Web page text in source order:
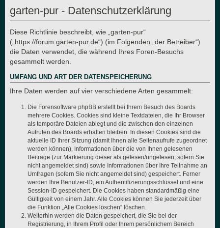
garten-pur - Datenschutzerklärung
Diese Richtlinie beschreibt, wie „garten-pur“
(„https://forum.garten-pur.de“) (im Folgenden „der Betreiber“)
die Daten verwendet, die während Ihres Foren-Besuchs
gesammelt werden.
UMFANG UND ART DER DATENSPEICHERUNG
Ihre Daten werden auf vier verschiedene Arten gesammelt:
Die Forensoftware phpBB erstellt bei Ihrem Besuch des Boards
mehrere Cookies. Cookies sind kleine Textdateien, die Ihr Browser
als temporäre Dateien ablegt und die zwischen den einzelnen
Aufrufen des Boards erhalten bleiben. In diesen Cookies sind die
aktuelle ID Ihrer Sitzung (damit Ihnen alle Seitenaufrufe zugeordnet
werden können), Informationen über die von Ihnen gelesenen
Beiträge (zur Markierung dieser als gelesen/ungelesen; sofern Sie
nicht angemeldet sind) sowie Informationen über Ihre Teilnahme an
Umfragen (sofern Sie nicht angemeldet sind) gespeichert. Ferner
werden Ihre Benutzer-ID, ein Authentifizierungsschlüssel und eine
Session-ID gespeichert. Die Cookies haben standardmäßig eine
Gültigkeit von einem Jahr. Alle Cookies können Sie jederzeit über
die Funktion „Alle Cookies löschen“ löschen.
Weiterhin werden die Daten gespeichert, die Sie bei der
Registrierung, in Ihrem Profil oder Ihrem persönlichem Bereich